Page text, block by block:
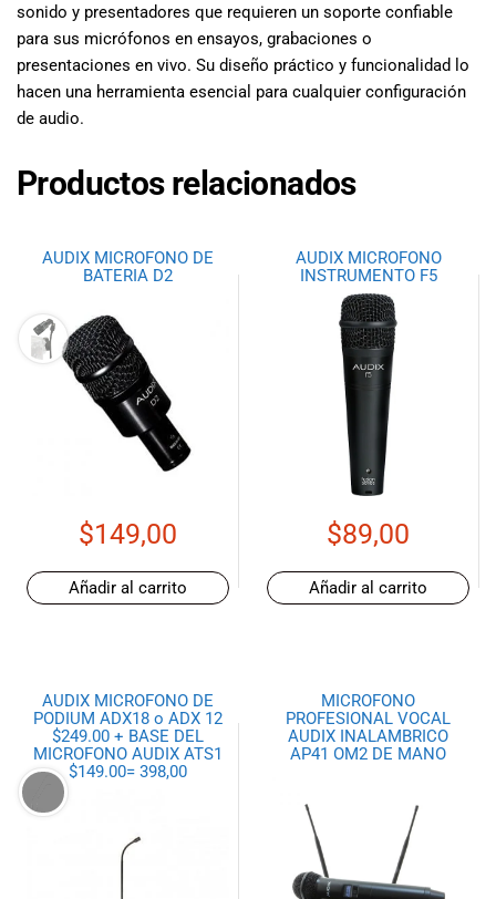
sonido y presentadores que requieren un soporte confiable
para sus micrófonos en ensayos, grabaciones o
presentaciones en vivo. Su diseño práctico y funcionalidad lo
hacen una herramienta esencial para cualquier configuración
de audio.
Productos relacionados
AUDIX MICROFONO DE
BATERIA D2
$149,00
Añadir al carrito
AUDIX MICROFONO
INSTRUMENTO F5
$89,00
Añadir al carrito
AUDIX MICROFONO DE
PODIUM ADX18 o ADX 12
$249.00 + BASE DEL
MICROFONO AUDIX ATS1
$149.00= 398,00
MICROFONO
PROFESIONAL VOCAL
AUDIX INALAMBRICO
AP41 OM2 DE MANO